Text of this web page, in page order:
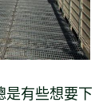
是有些想要下